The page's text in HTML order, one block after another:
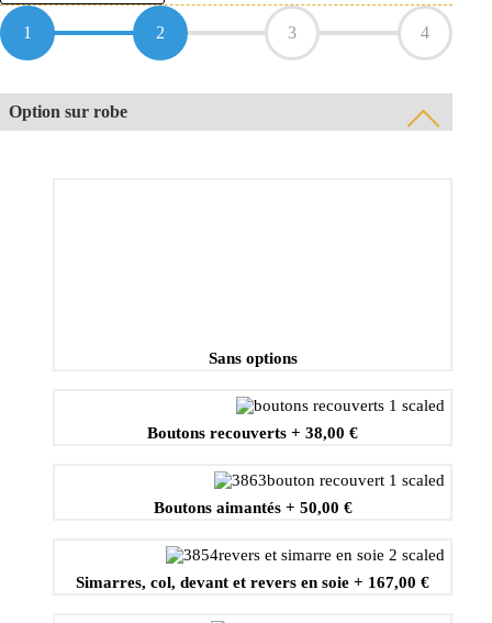
1 2 3 4
Option sur robe
Sans options
Boutons recouverts + 38,00 €
Boutons aimantés+ 50,00 €
Simarres, col, devant et revers en soie + 167,00 €